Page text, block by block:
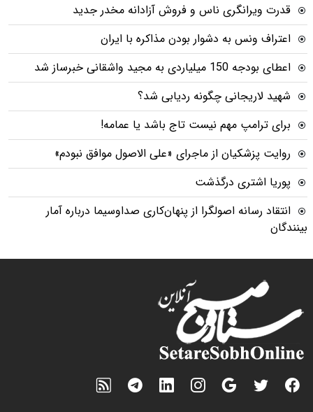
قدرت ویرانگری ناس و فروش آزادانه مخدر جدید
اعتراف ونس به دشوار بودن مذاکره با ایران
اعطای بودجه 150 میلیاردی به مجید واشقانی خبرساز شد
شهید لاریجانی چگونه ردیابی شد؟
برای ترامپ مهم نیست تاج باشد یا عمامه!
روایت پزشکیان از ماجرای «علی الاصول موافق نبودم»
پوریا اشتری درگذشت
انتقاد رسانه اصولگرا از پنهان‌کاری صداوسیما درباره آمار
بینندگان